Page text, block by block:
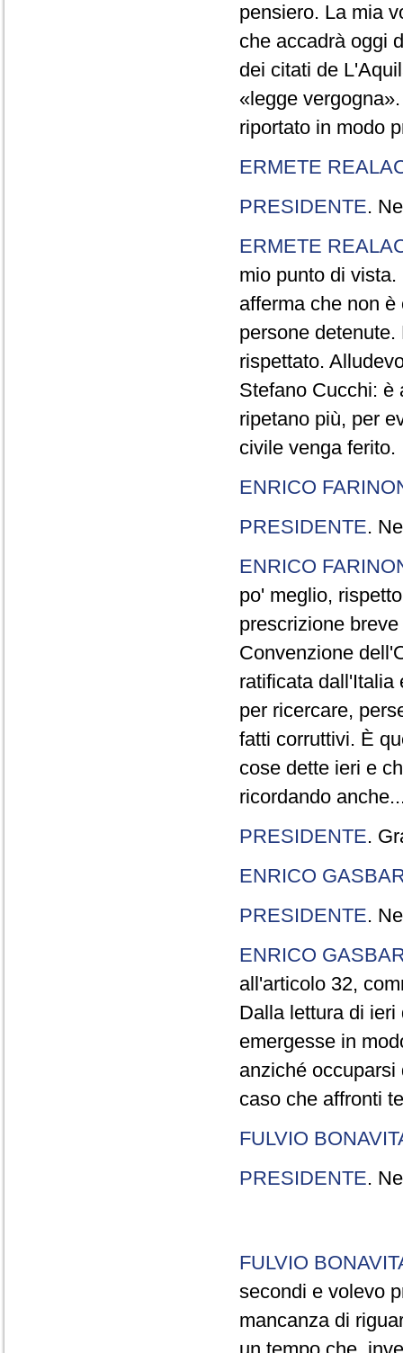
pensiero. La mia
che accadrà oggi
dei citati de
«legge
riportato in modo
ERMETE
PRESIDENTE.
ERMETE
mio punto di
afferma che non
persone
rispettato.
Stefano Cucchi: è
ripetano più, per
civile venga ferito.
ENRICO
PRESIDENTE.
ENRICO
po' meglio,
prescrizione
Convenzione
ratificata dall'Italia
per ricercare,
fatti corruttivi. È
cose dette ieri e
ricordando
PRESIDENTE.
ENRICO
PRESIDENTE.
ENRICO
all'articolo 32,
Dalla lettura di
emergesse in
anziché
caso che affronti
FULVIO
PRESIDENTE.
FULVIO
secondi e volevo
mancanza di